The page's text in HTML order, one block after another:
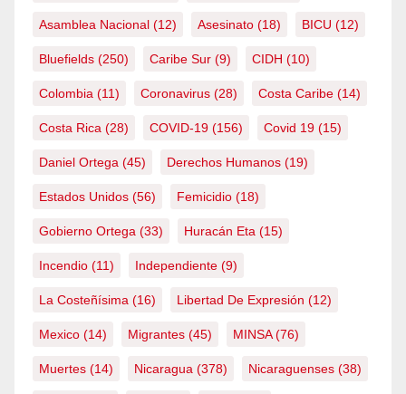
Asamblea Nacional (12) Asesinato (18) BICU (12)
Bluefields (250) Caribe Sur (9) CIDH (10)
Colombia (11) Coronavirus (28) Costa Caribe (14)
Costa Rica (28) COVID-19 (156) Covid 19 (15)
Daniel Ortega (45) Derechos Humanos (19)
Estados Unidos (56) Femicidio (18)
Gobierno Ortega (33) Huracán Eta (15)
Incendio (11) Independiente (9)
La Costeñísima (16) Libertad De Expresión (12)
Mexico (14) Migrantes (45) MINSA(76)
Muertes (14) Nicaragua (378) Nicaraguenses (38)